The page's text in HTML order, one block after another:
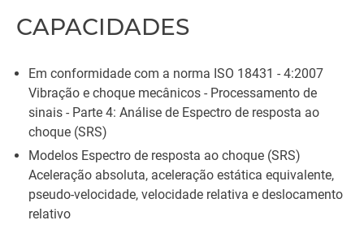
CAPACIDADES
Em conformidade com a norma ISO 18431 - 4:2007
Vibração e choque mecânicos - Processamento de
sinais - Parte 4: Análise de Espectro de resposta ao
choque (SRS)
Modelos Espectro de resposta ao choque (SRS)
Aceleração absoluta, aceleração estática equivalente,
pseudo-velocidade, velocidade relativa e deslocamento
relativo